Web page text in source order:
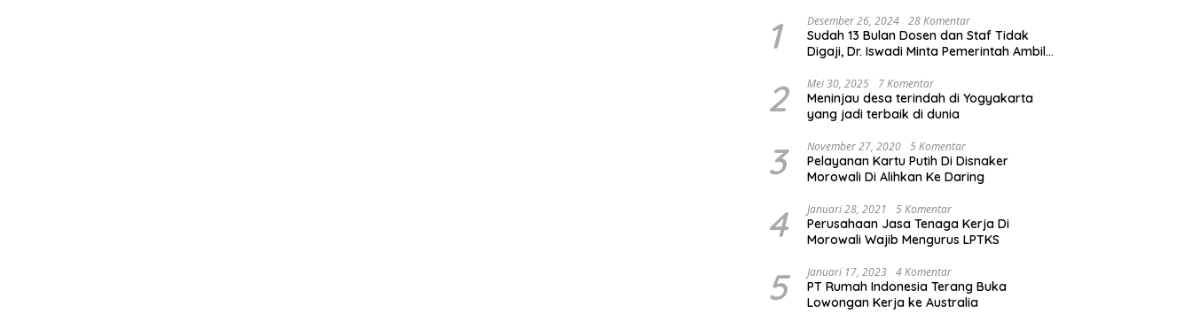
1 Desember 26, 2024 28 Komentar
Sudah 13 Bulan Dosen dan Staf Tidak
Digaji, Dr. Iswadi Minta Pemerintah Ambil
2 Mei 30, 2025 7 Komentar
Meninjau desa terindah di Yogyakarta
yang jadi terbaik di dunia
3 November 27, 2020 5 Komentar
Pelayanan Kartu Putih Di Disnaker
Morowali Di Alihkan Ke Daring
4 Januari 28, 2021 5 Komentar
Perusahaan Jasa Tenaga Kerja Di
Morowali Wajib Mengurus LPTKS
5 Januari 17, 2023 4 Komentar
PT Rumah Indonesia Terang Buka
Lowongan Kerja ke Australia